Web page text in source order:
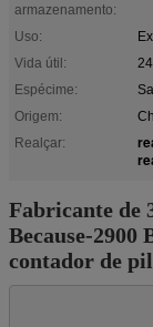
armazenamento:
Uso:
Vida útil:
Espécime:
Origem:
Realçar:
Fabricante de
Because-2900
contador de